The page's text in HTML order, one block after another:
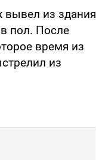
вывел из здания
пол. После
время из
из